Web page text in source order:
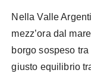
NellaValle
mezz’ora dal
borgo sospeso tra
giusto equilibrio